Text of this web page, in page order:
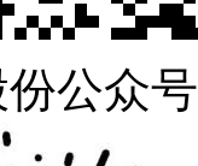
公众号